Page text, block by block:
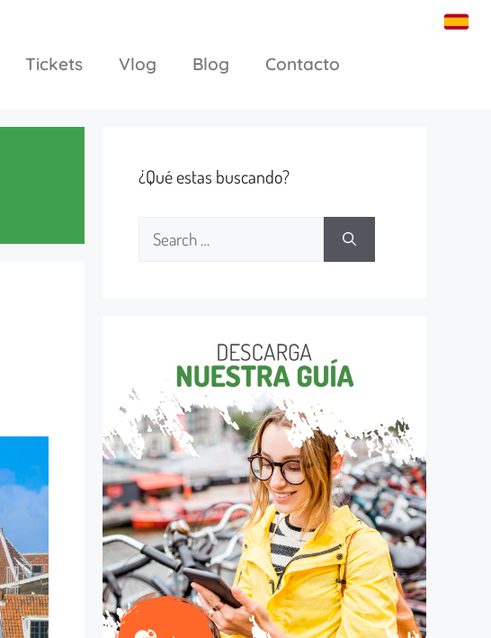
Tickets Vlog Blog Contacto
¿Qué estas buscando?